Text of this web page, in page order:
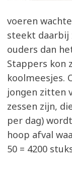
voeren
steekt daarbij
ouders dan
Stappers kon
koolmeesjes.
jongen zitten
zessen zijn,
per dag)
hoop afval
50 = 4200